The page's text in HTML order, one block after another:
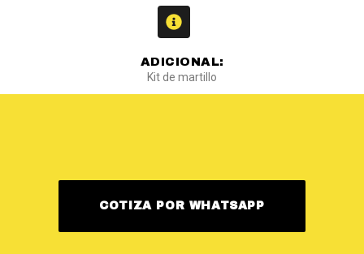
ADICIONAL:
Kit de martillo
COTIZA POR WHATSAPP